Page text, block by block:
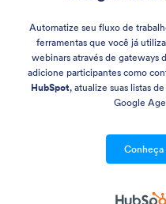
Automatize seu fluxo de
ferramentas que você já
webinars através de gateways
adicione participantes como
HubSpot, atualize suas listas
Google
Conheça